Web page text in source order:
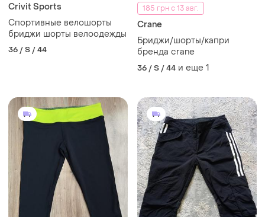
Crivit Sports
Спортивные велошорты
бриджи шорты велоодежды
36 / S / 44
185 грн с 13 авг.
Crane
Бриджи/шорты/капри
бренда crane
36 / S / 44 и еще 1